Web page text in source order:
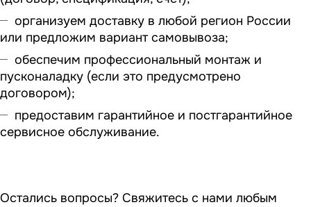
организуем доставку в любой регион России
или предложим вариант самовывоза;
обеспечим профессиональный монтаж и
пусконаладку (если это предусмотрено
договором);
предоставим гарантийное и постгарантийное
сервисное обслуживание.
Остались вопросы? Свяжитесь с нами любым